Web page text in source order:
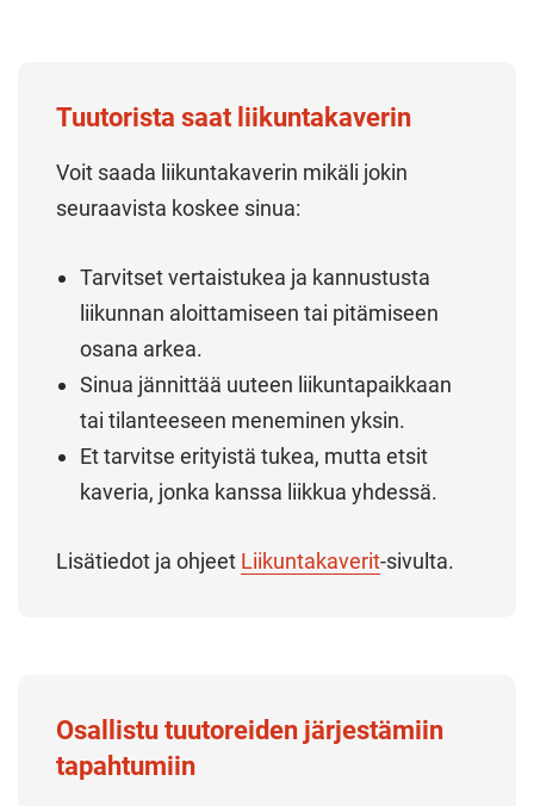
Tuutorista saat liikuntakaverin
Voit saada liikuntakaverin mikäli jokin
seuraavista koskee sinua:
Tarvitset vertaistukea ja kannustusta
liikunnan aloittamiseen tai pitämiseen
osana arkea.
Sinua jännittää uuteen liikuntapaikkaan
tai tilanteeseen meneminen yksin.
Et tarvitse erityistä tukea, mutta etsit
kaveria, jonka kanssa liikkua yhdessä.
Lisätiedot ja ohjeet Liikuntakaverit-sivulta.
Osallistu tuutoreiden järjestämiin
tapahtumiin